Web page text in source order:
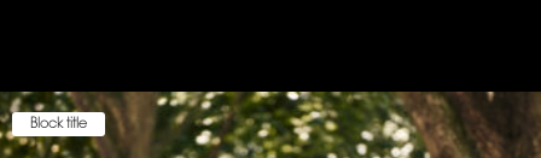
Block title